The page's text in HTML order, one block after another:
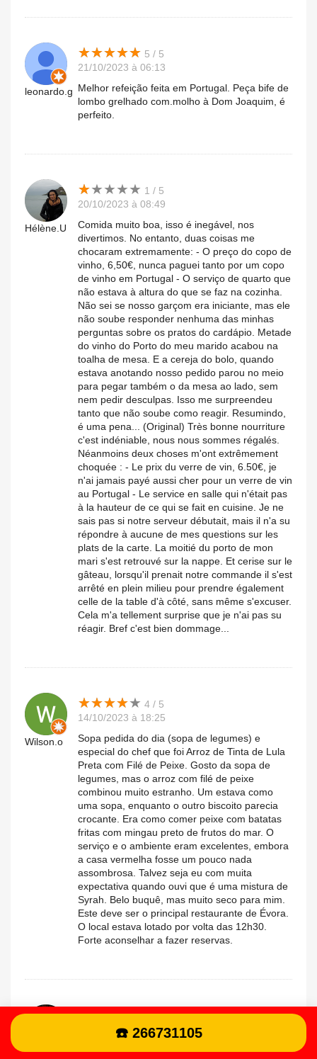
leonardo.g
★★★★★
★★★★★ 5 / 5
21/10/2023 à 06:13
Melhor refeição feita em Portugal. Peça bife de
lombo grelhado com.molho à Dom Joaquim, é
perfeito.
Hélène.U
★★★★★
★★★★★ 1 / 5
20/10/2023 à 08:49
Comida muito boa, isso é inegável, nos
divertimos. No entanto, duas coisas me
chocaram extremamente: - O preço do copo de
vinho, 6,50€, nunca paguei tanto por um copo
de vinho em Portugal - O serviço de quarto que
não estava à altura do que se faz na cozinha.
Não sei se nosso garçom era iniciante, mas ele
não soube responder nenhuma das minhas
perguntas sobre os pratos do cardápio. Metade
do vinho do Porto do meu marido acabou na
toalha de mesa. E a cereja do bolo, quando
estava anotando nosso pedido parou no meio
para pegar também o da mesa ao lado, sem
nem pedir desculpas. Isso me surpreendeu
tanto que não soube como reagir. Resumindo,
é uma pena... (Original) Très bonne nourriture
c'est indéniable, nous nous sommes régalés.
Néanmoins deux choses m'ont extrêmement
choquée : - Le prix du verre de vin, 6.50€, je
n'ai jamais payé aussi cher pour un verre de vin
au Portugal - Le service en salle qui n'était pas
à la hauteur de ce qui se fait en cuisine. Je ne
sais pas si notre serveur débutait, mais il n'a su
répondre à aucune de mes questions sur les
plats de la carte. La moitié du porto de mon
mari s'est retrouvé sur la nappe. Et cerise sur le
gâteau, lorsqu'il prenait notre commande il s'est
arrêté en plein milieu pour prendre également
celle de la table d'à côté, sans même s'excuser.
Cela m'a tellement surprise que je n'ai pas su
réagir. Bref c'est bien dommage...
Wilson.o
★★★★★
★★★★★ 4 / 5
14/10/2023 à 18:25
Sopa pedida do dia (sopa de legumes) e
especial do chef que foi Arroz de Tinta de Lula
Preta com Filé de Peixe. Gosto da sopa de
legumes, mas o arroz com filé de peixe
combinou muito estranho. Um estava como
uma sopa, enquanto o outro biscoito parecia
crocante. Era como comer peixe com batatas
fritas com mingau preto de frutos do mar. O
serviço e o ambiente eram excelentes, embora
a casa vermelha fosse um pouco nada
assombrosa. Talvez seja eu com muita
expectativa quando ouvi que é uma mistura de
Syrah. Belo buquê, mas muito seco para mim.
Este deve ser o principal restaurante de Évora.
O local estava lotado por volta das 12h30.
Forte aconselhar a fazer reservas.
Ronan.o
★★★★★
★★★★★ 5 / 5
10/10/2023 à 20:41
Local encantador. Sugira uma reserva. Boa
☎️ 266731105